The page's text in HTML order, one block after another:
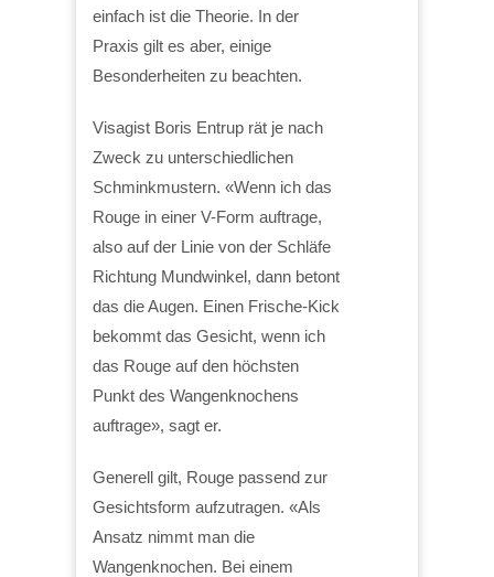
einfach ist die Theorie. In der
Praxis gilt es aber, einige
Besonderheiten zu beachten.
Visagist Boris Entrup rät je nach
Zweck zu unterschiedlichen
Schminkmustern. «Wenn ich das
Rouge in einer V-Form auftrage,
also auf der Linie von der Schläfe
Richtung Mundwinkel, dann betont
das die Augen. Einen Frische-Kick
bekommt das Gesicht, wenn ich
das Rouge auf den höchsten
Punkt des Wangenknochens
auftrage», sagt er.
Generell gilt, Rouge passend zur
Gesichtsform aufzutragen. «Als
Ansatz nimmt man die
Wangenknochen. Bei einem